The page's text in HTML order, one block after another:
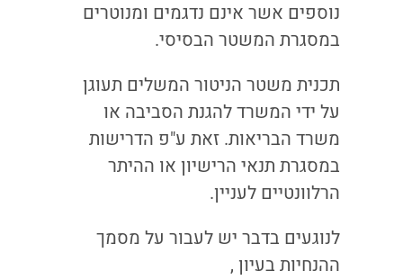
נוספים אשר אינם נדגמים ומנוטרים
במסגרת המשטר הבסיסי.
תכנית משטר הניטור המשלים תעוגן
על ידי המשרד להגנת הסביבה או
משרד הבריאות. זאת ע"פ הדרישות
במסגרת תנאי הרישיון או ההיתר
הרלוונטיים לעניין.
לנוגעים בדבר יש לעבור על מסמך
ההנחיות בעיון ,